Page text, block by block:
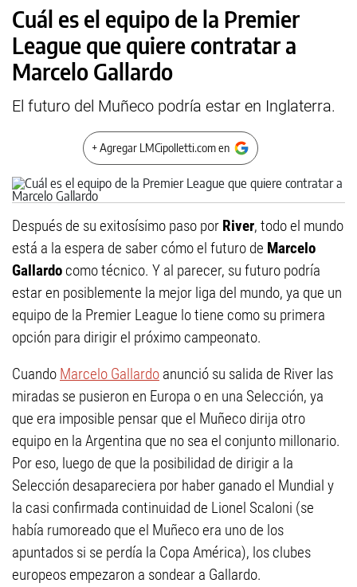
Cuál es el equipo de la Premier
League que quiere contratar a
Marcelo Gallardo
El futuro del Muñeco podría estar en Inglaterra.
+ Agregar LMCipolletti.com en
Después de su exitosísimo paso por River, todo el mundo
está a la espera de saber cómo el futuro de Marcelo
Gallardo como técnico. Y al parecer, su futuro podría
estar en posiblemente la mejor liga del mundo, ya que un
equipo de la Premier League lo tiene como su primera
opción para dirigir el próximo campeonato.
Cuando Marcelo Gallardo anunció su salida de River las
miradas se pusieron en Europa o en una Selección, ya
que era imposible pensar que el Muñeco dirija otro
equipo en la Argentina que no sea el conjunto millonario.
Por eso, luego de que la posibilidad de dirigir a la
Selección desapareciera por haber ganado el Mundial y
la casi confirmada continuidad de Lionel Scaloni (se
había rumoreado que el Muñeco era uno de los
apuntados si se perdía la Copa América), los clubes
europeos empezaron a sondear a Gallardo.